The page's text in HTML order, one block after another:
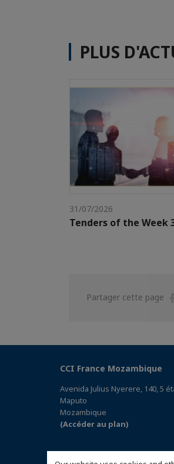
PLUS
31/07/2026
Tenders of the Week
Partager cette page
CCI France Mozambique
Avenida Julius Nyerere, 140, 5
Maputo
Mozambique
(Accéder au plan)